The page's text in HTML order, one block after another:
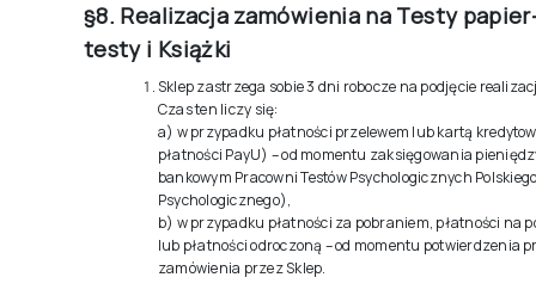
§8. Realizacja zamówienia na Testy
testy i Książki
Sklep zastrzega sobie 3 dni robocze na podjęcie
Czas ten liczy się:
a) w przypadku płatności przelewem lub kartą
płatności PayU) – od momentu zaksięgowania
bankowym Pracowni Testów Psychologicznych
Psychologicznego),
b) w przypadku płatności za pobraniem, płatności na
lub płatności odroczoną – od momentu potwierdzenia
zamówienia przez Sklep.